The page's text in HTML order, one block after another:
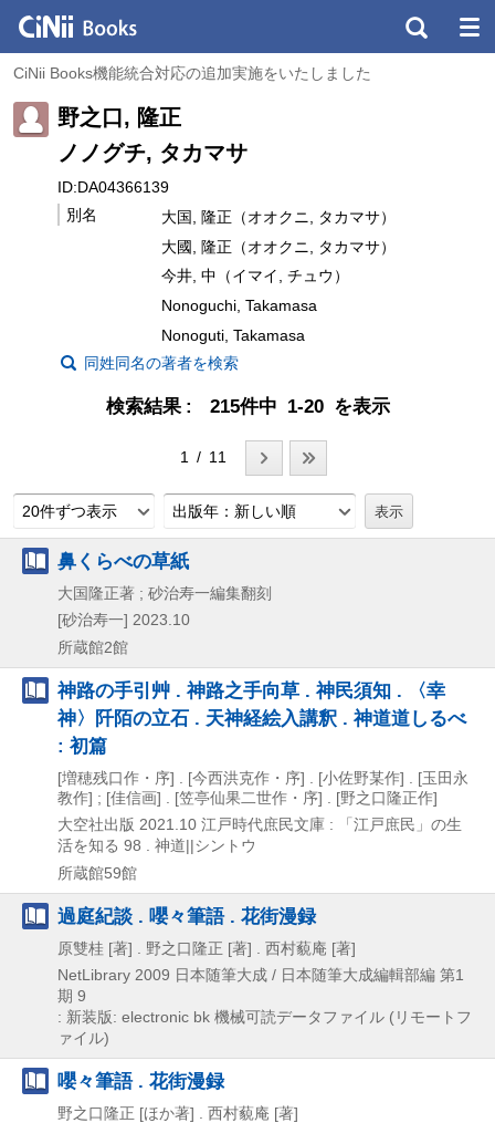
CiNii Books機能統合対応の追加実施をいたしました
野之口, 隆正
ノノグチ, タカマサ
ID:DA04366139
別名
大国, 隆正（オオクニ, タカマサ）
大國, 隆正（オオクニ, タカマサ）
今井, 中（イマイ, チュウ）
Nonoguchi, Takamasa
Nonoguti, Takamasa
同姓同名の著者を検索
検索結果 215件中 1-20 を表示
1 / 11
20件ずつ表示 出版年：新しい順
鼻くらべの草紙
大国隆正著 ; 砂治寿一編集翻刻
[砂治寿一] 2023.10
所蔵館2館
神路の手引艸 . 神路之手向草 . 神民須知 . 〈幸
神〉阡陌の立石 . 天神経絵入講釈 . 神道道しるべ
: 初篇
[増穂残口作・序] . [今西洪克作・序] . [小佐野某作] . [玉田永
教作] ; [佳信画] . [笠亭仙果二世作・序] . [野之口隆正作]
大空社出版 2021.10 江戸時代庶民文庫 : 「江戸庶民」の生
活を知る 98 . 神道||シントウ
所蔵館59館
過庭紀談 . 嚶々筆語 . 花街漫録
原雙桂 [著] . 野之口隆正 [著] . 西村藐庵 [著]
NetLibrary 2009 日本随筆大成 / 日本随筆大成編輯部編 第1
期 9
: 新装版: electronic bk 機械可読データファイル (リモートフ
ァイル)
嚶々筆語 . 花街漫録
野之口隆正 [ほか著] . 西村藐庵 [著]